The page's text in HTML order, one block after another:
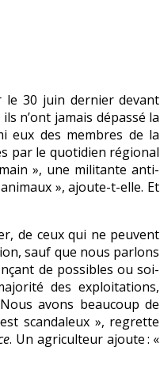
le 30 juin dernier devant
ils n’ont jamais dépassé la
eux des membres de la
par le quotidien régional
», une militante anti-
», ajoute-t-elle. Et
de ceux qui ne peuvent
sauf que nous parlons
de possibles ou soi-
des exploitations,
avons beaucoup de
scandaleux », regrette
. Un agriculteur ajoute : «